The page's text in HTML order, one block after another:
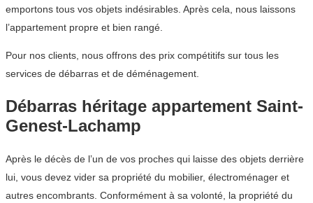
emportons tous vos objets indésirables. Après cela, nous laissons
l’appartement propre et bien rangé.
Pour nos clients, nous offrons des prix compétitifs sur tous les
services de débarras et de déménagement.
Débarras héritage appartement Saint-
Genest-Lachamp
Après le décès de l’un de vos proches qui laisse des objets derrière
lui, vous devez vider sa propriété du mobilier, électroménager et
autres encombrants. Conformément à sa volonté, la propriété du